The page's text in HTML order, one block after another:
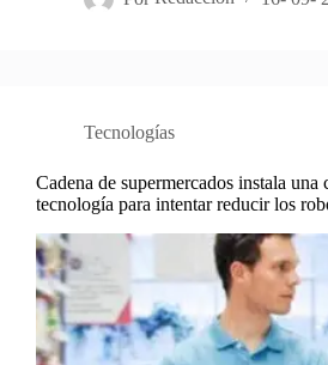
Tecnologías
Cadena de supermercados instala una
tecnología para intentar reducir los